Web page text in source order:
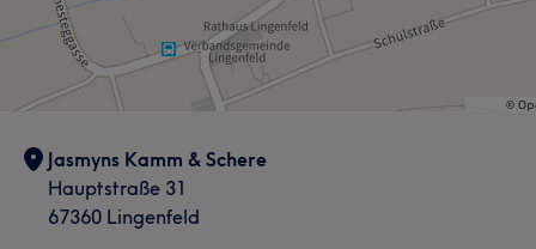
Jasmyns Kamm & Schere
Hauptstraße 31
67360 Lingenfeld